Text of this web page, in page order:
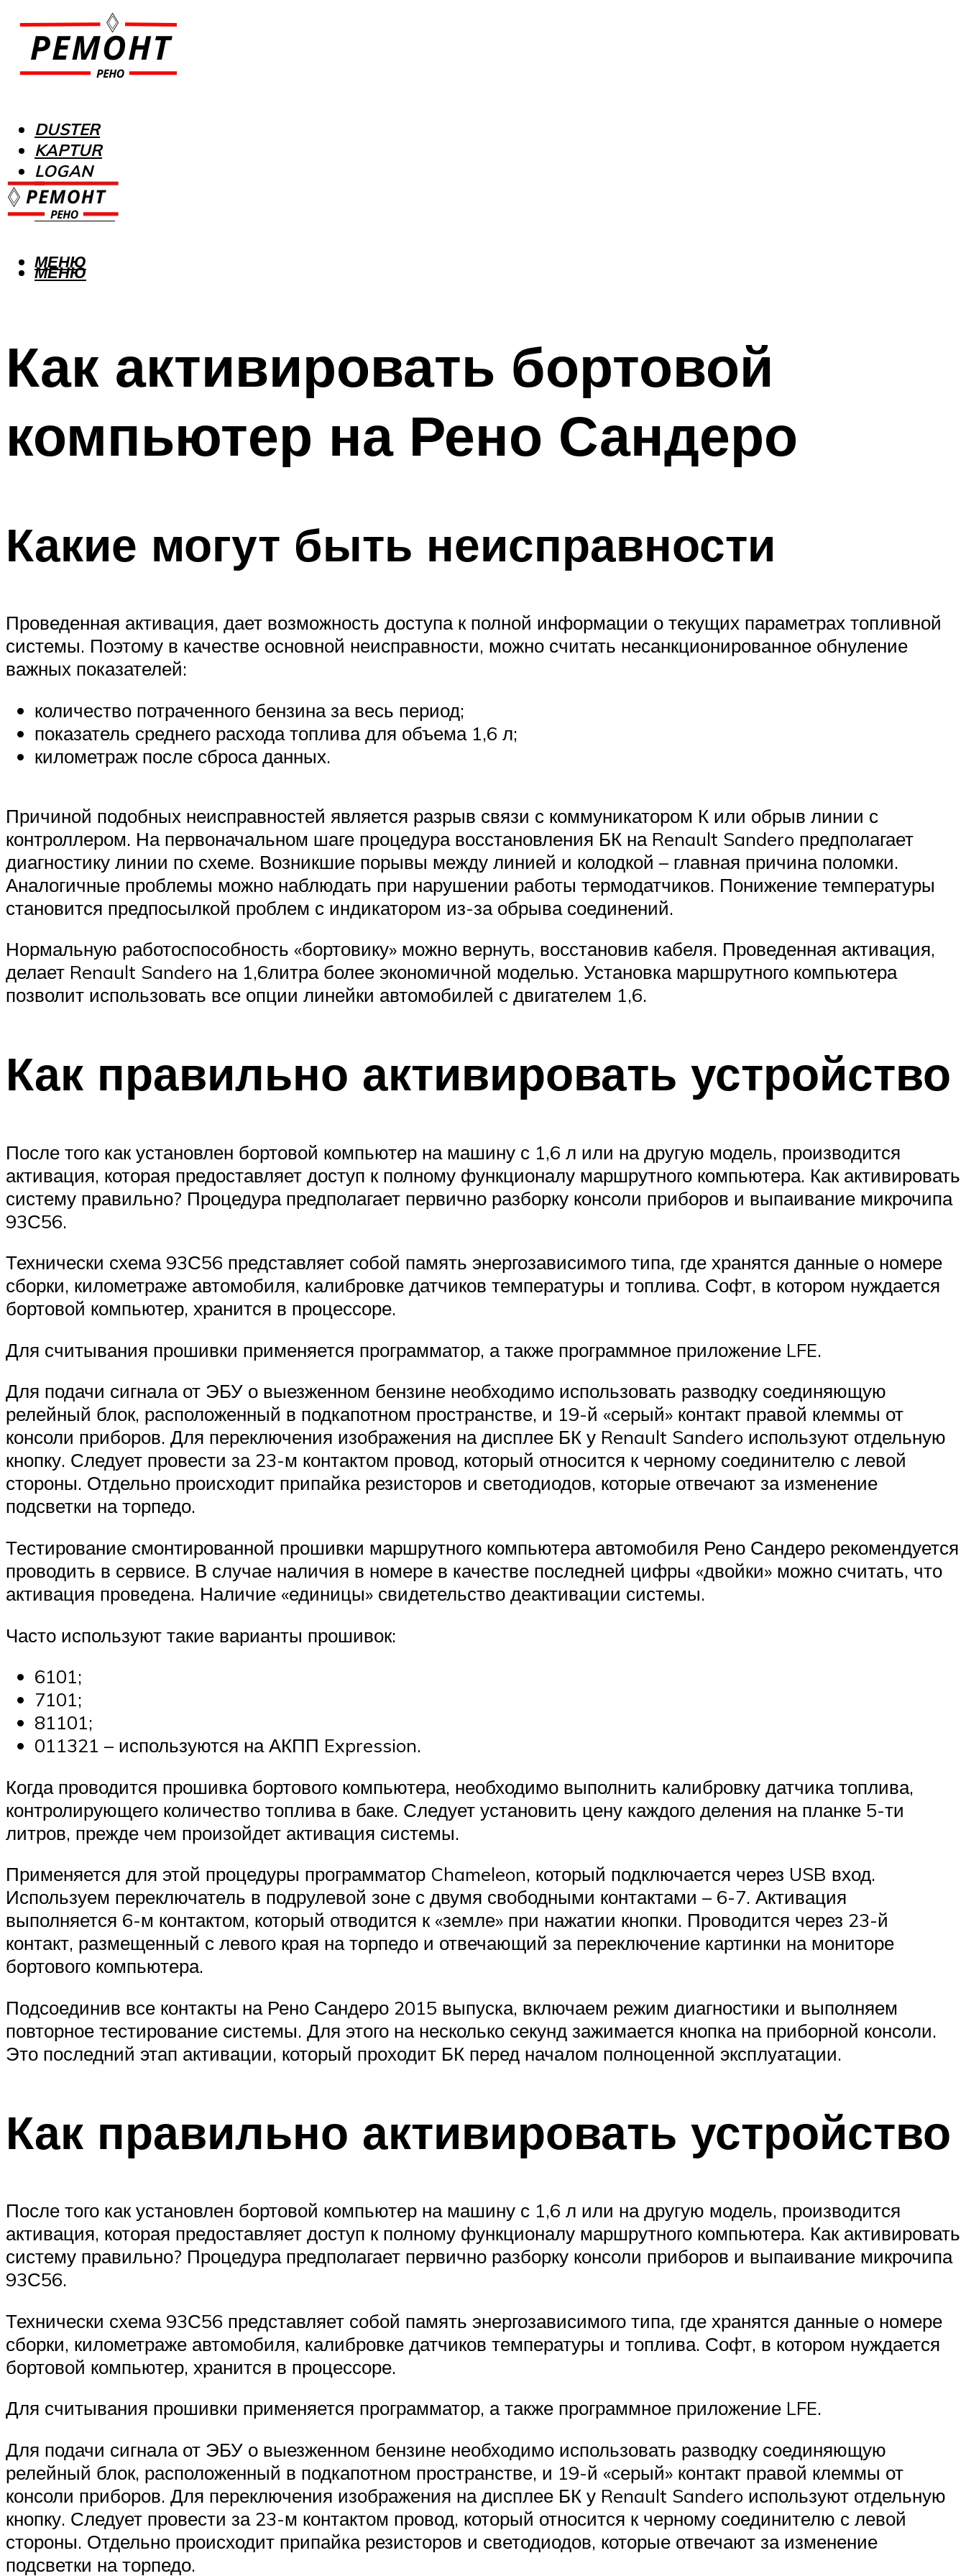
DUSTER
KAPTUR
LOGAN
MEGANE
SANDERO
МЕНЮ
МЕНЮ
Как активировать бортовой
компьютер на Рено Сандеро
Какие могут быть неисправности
Проведенная активация, дает возможность доступа к полной информации о текущих параметрах топливной
системы. Поэтому в качестве основной неисправности, можно считать несанкционированное обнуление
важных показателей:
количество потраченного бензина за весь период;
показатель среднего расхода топлива для объема 1,6 л;
километраж после сброса данных.
Причиной подобных неисправностей является разрыв связи с коммуникатором К или обрыв линии с
контроллером. На первоначальном шаге процедура восстановления БК на Renault Sandero предполагает
диагностику линии по схеме. Возникшие порывы между линией и колодкой – главная причина поломки.
Аналогичные проблемы можно наблюдать при нарушении работы термодатчиков. Понижение температуры
становится предпосылкой проблем с индикатором из-за обрыва соединений.
Нормальную работоспособность «бортовику» можно вернуть, восстановив кабеля. Проведенная активация,
делает Renault Sandero на 1,6литра более экономичной моделью. Установка маршрутного компьютера
позволит использовать все опции линейки автомобилей с двигателем 1,6.
Как правильно активировать устройство
После того как установлен бортовой компьютер на машину с 1,6 л или на другую модель, производится
активация, которая предоставляет доступ к полному функционалу маршрутного компьютера. Как активировать
систему правильно? Процедура предполагает первично разборку консоли приборов и выпаивание микрочипа
93С56.
Технически схема 93С56 представляет собой память энергозависимого типа, где хранятся данные о номере
сборки, километраже автомобиля, калибровке датчиков температуры и топлива. Софт, в котором нуждается
бортовой компьютер, хранится в процессоре.
Для считывания прошивки применяется программатор, а также программное приложение LFE.
Для подачи сигнала от ЭБУ о выезженном бензине необходимо использовать разводку соединяющую
релейный блок, расположенный в подкапотном пространстве, и 19-й «серый» контакт правой клеммы от
консоли приборов. Для переключения изображения на дисплее БК у Renault Sandero используют отдельную
кнопку. Следует провести за 23-м контактом провод, который относится к черному соединителю с левой
стороны. Отдельно происходит припайка резисторов и светодиодов, которые отвечают за изменение
подсветки на торпедо.
Тестирование смонтированной прошивки маршрутного компьютера автомобиля Рено Сандеро рекомендуется
проводить в сервисе. В случае наличия в номере в качестве последней цифры «двойки» можно считать, что
активация проведена. Наличие «единицы» свидетельство деактивации системы.
Часто используют такие варианты прошивок:
6101;
7101;
81101;
011321 – используются на АКПП Expression.
Когда проводится прошивка бортового компьютера, необходимо выполнить калибровку датчика топлива,
контролирующего количество топлива в баке. Следует установить цену каждого деления на планке 5-ти
литров, прежде чем произойдет активация системы.
Применяется для этой процедуры программатор Chameleon, который подключается через USB вход.
Используем переключатель в подрулевой зоне с двумя свободными контактами – 6-7. Активация
выполняется 6-м контактом, который отводится к «земле» при нажатии кнопки. Проводится через 23-й
контакт, размещенный с левого края на торпедо и отвечающий за переключение картинки на мониторе
бортового компьютера.
Подсоединив все контакты на Рено Сандеро 2015 выпуска, включаем режим диагностики и выполняем
повторное тестирование системы. Для этого на несколько секунд зажимается кнопка на приборной консоли.
Это последний этап активации, который проходит БК перед началом полноценной эксплуатации.
Как правильно активировать устройство
После того как установлен бортовой компьютер на машину с 1,6 л или на другую модель, производится
активация, которая предоставляет доступ к полному функционалу маршрутного компьютера. Как активировать
систему правильно? Процедура предполагает первично разборку консоли приборов и выпаивание микрочипа
93С56.
Технически схема 93С56 представляет собой память энергозависимого типа, где хранятся данные о номере
сборки, километраже автомобиля, калибровке датчиков температуры и топлива. Софт, в котором нуждается
бортовой компьютер, хранится в процессоре.
Для считывания прошивки применяется программатор, а также программное приложение LFE.
Для подачи сигнала от ЭБУ о выезженном бензине необходимо использовать разводку соединяющую
релейный блок, расположенный в подкапотном пространстве, и 19-й «серый» контакт правой клеммы от
консоли приборов. Для переключения изображения на дисплее БК у Renault Sandero используют отдельную
кнопку. Следует провести за 23-м контактом провод, который относится к черному соединителю с левой
стороны. Отдельно происходит припайка резисторов и светодиодов, которые отвечают за изменение
подсветки на торпедо.